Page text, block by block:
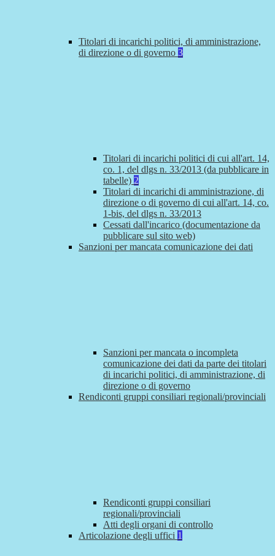
Titolari di incarichi politici, di amministrazione,
di direzione o di governo 3
Titolari di incarichi politici di cui all'art. 14,
co. 1, del dlgs n. 33/2013 (da pubblicare in
tabelle) 2
Titolari di incarichi di amministrazione, di
direzione o di governo di cui all'art. 14, co.
1-bis, del dlgs n. 33/2013
Cessati dall'incarico (documentazione da
pubblicare sul sito web)
Sanzioni per mancata comunicazione dei dati
Sanzioni per mancata o incompleta
comunicazione dei dati da parte dei titolari
di incarichi politici, di amministrazione, di
direzione o di governo
Rendiconti gruppi consiliari regionali/provinciali
Rendiconti gruppi consiliari
regionali/provinciali
Atti degli organi di controllo
Articolazione degli uffici 1